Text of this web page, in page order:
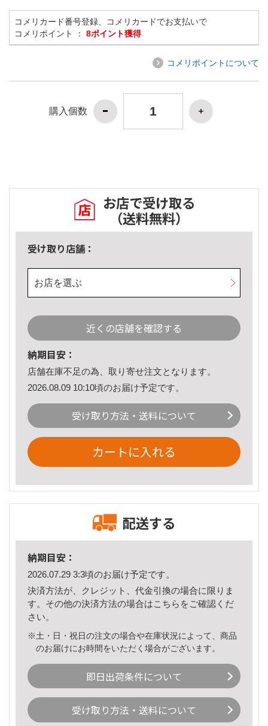
コメリカード番号登録、コメリカードでお支払いで
コメリポイント ： 8ポイント獲得
コメリポイントについて
購入個数
お店で受け取る
（送料無料）
受け取り店舗：
お店を選ぶ
近くの店舗を確認する
納期目安：
店舗在庫不足の為、取り寄せ注文となります。
2026.08.09 10:10頃のお届け予定です。
受け取り方法・送料について
カートに入れる
配送する
納期目安：
2026.07.29 3:3頃のお届け予定です。
決済方法が、クレジット、代金引換の場合に限りま
す。その他の決済方法の場合はこちら をご確認くだ
さい。
※土・日・祝日の注文の場合や在庫状況によって、商品
のお届けにお時間をいただく場合がございます。
即日出荷条件について
受け取り方法・送料について